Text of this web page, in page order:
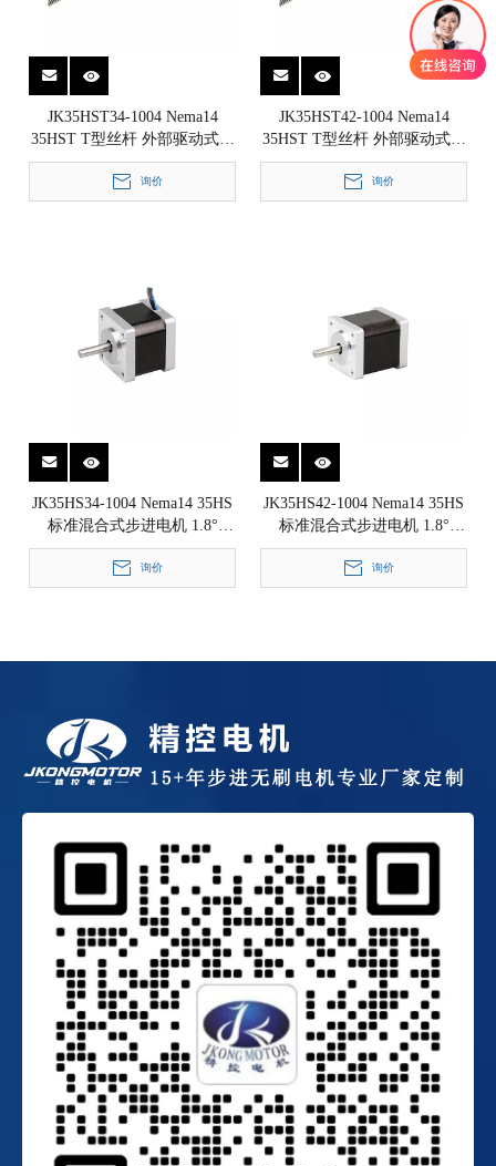
JK35HST34-1004 Nema14
35HST T型丝杆 外部驱动式直
线步进电机 1.8° 35x35x34mm
询价
JK35HST42-1004 Nema14
35HST T型丝杆 外部驱动式直
线步进电机 1.8° 35x35x42mm
询价
JK35HS34-1004 Nema14 35HS
标准混合式步进电机 1.8°
35x35x34mm
询价
JK35HS42-1004 Nema14 35HS
标准混合式步进电机 1.8°
35x35x42mm
询价